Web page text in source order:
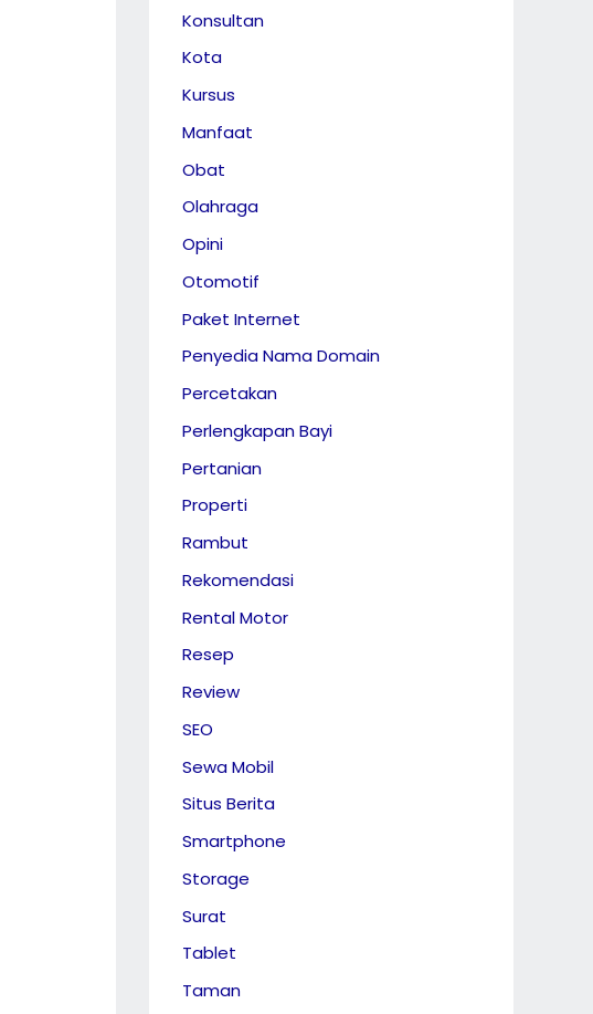
Konsultan
Kota
Kursus
Manfaat
Obat
Olahraga
Opini
Otomotif
Paket Internet
Penyedia Nama Domain
Percetakan
Perlengkapan Bayi
Pertanian
Properti
Rambut
Rekomendasi
Rental Motor
Resep
Review
SEO
Sewa Mobil
Situs Berita
Smartphone
Storage
Surat
Tablet
Taman